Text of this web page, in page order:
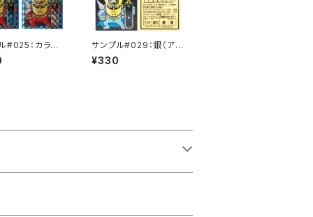
#025：カラー
/ インクジェッ
ト
サンプル#029：銀（アル
ミ）/PP/インクジェット/
黄セパ
¥330